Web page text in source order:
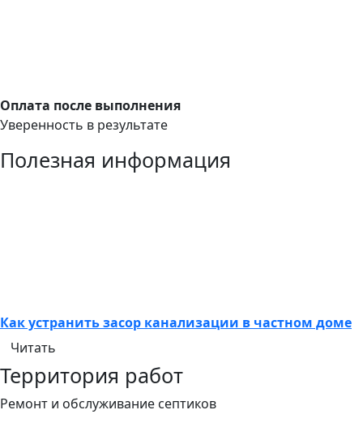
Оплата после выполнения
Уверенность в результате
Полезная информация
Как устранить засор канализации в частном доме
Читать
Территория работ
Ремонт и обслуживание септиков